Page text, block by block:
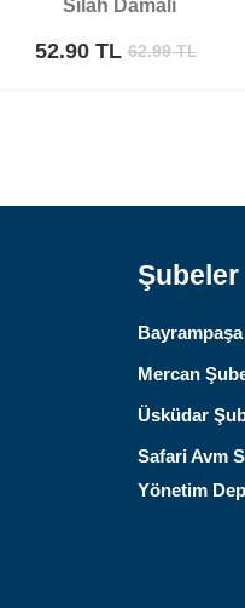
Silah Damalı
52.90 TL62.99TL
Şubeler
Mercan
Üsküdar
Safari Avm
Yönetim